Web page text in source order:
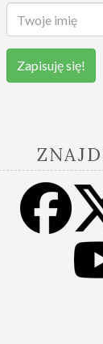
Zapisuję się!